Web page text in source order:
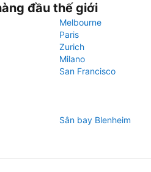
đầu thế giới
Melbourne
Paris
Zurich
Milano
San Francisco
Sân bay Blenheim